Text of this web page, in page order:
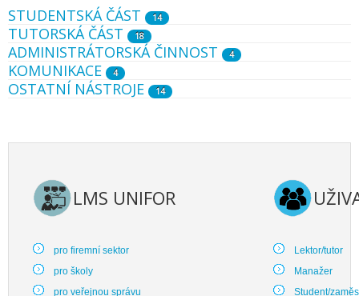
STUDENTSKÁ ČÁST 14
TUTORSKÁ ČÁST 18
ADMINISTRÁTORSKÁ ČINNOST 4
KOMUNIKACE 4
OSTATNÍ NÁSTROJE 14
LMS UNIFOR
pro firemní sektor
pro školy
pro veřejnou správu
Lektor/tutor
Manažer
Student/